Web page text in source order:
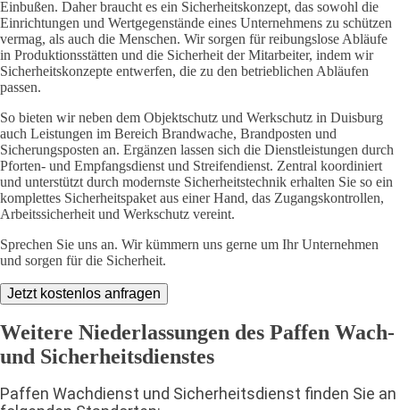
Einbußen. Daher braucht es ein Sicherheitskonzept, das sowohl die
Einrichtungen und Wertgegenstände eines Unternehmens zu schützen
vermag, als auch die Menschen. Wir sorgen für reibungslose Abläufe
in Produktionsstätten und die Sicherheit der Mitarbeiter, indem wir
Sicherheitskonzepte entwerfen, die zu den betrieblichen Abläufen
passen.
So bieten wir neben dem Objektschutz und Werkschutz in Duisburg
auch Leistungen im Bereich Brandwache, Brandposten und
Sicherungsposten an. Ergänzen lassen sich die Dienstleistungen durch
Pforten- und Empfangsdienst und Streifendienst. Zentral koordiniert
und unterstützt durch modernste Sicherheitstechnik erhalten Sie so ein
komplettes Sicherheitspaket aus einer Hand, das Zugangskontrollen,
Arbeitssicherheit und Werkschutz vereint.
Sprechen Sie uns an. Wir kümmern uns gerne um Ihr Unternehmen
und sorgen für die Sicherheit.
Jetzt kostenlos anfragen
Weitere Niederlassungen des Paffen Wach-
und Sicherheitsdienstes
Paffen Wachdienst und Sicherheitsdienst finden Sie an